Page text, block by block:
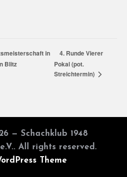
in
Blitz
4. Runde Vierer
Pokal (pot.
Streichtermin)
— Schachklub 1948
All rights reserved.
Theme